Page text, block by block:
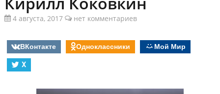
4 августа, 2017 нет комментариев
ВКонтакте Одноклассники
Мой Мир
X